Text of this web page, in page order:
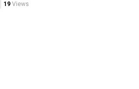
19Views